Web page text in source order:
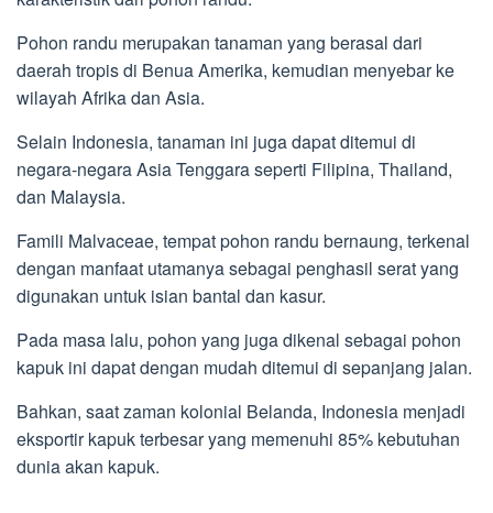
Pohon randu merupakan tanaman yang berasal dari
daerah tropis di Benua Amerika, kemudian menyebar ke
wilayah Afrika dan Asia.
Selain Indonesia, tanaman ini juga dapat ditemui di
negara-negara Asia Tenggara seperti Filipina, Thailand,
dan Malaysia.
Famili Malvaceae, tempat pohon randu bernaung, terkenal
dengan manfaat utamanya sebagai penghasil serat yang
digunakan untuk isian bantal dan kasur.
Pada masa lalu, pohon yang juga dikenal sebagai pohon
kapuk ini dapat dengan mudah ditemui di sepanjang jalan.
Bahkan, saat zaman kolonial Belanda, Indonesia menjadi
eksportir kapuk terbesar yang memenuhi 85% kebutuhan
dunia akan kapuk.